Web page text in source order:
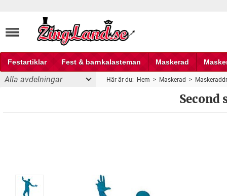
Festartiklar Fest & barnkalasteman Maskerad
Fest och partyprylar
Alla avdelningar Här är du: Hem > Maskerad >